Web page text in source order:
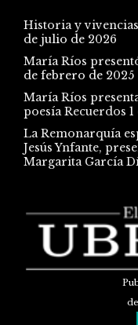
Historia y
de julio de 2026
María Ríos
de febrero de 2025
María Ríos
poesía Recuerdos
La Remonarquía
Jesús Ynfante,
Margarita García